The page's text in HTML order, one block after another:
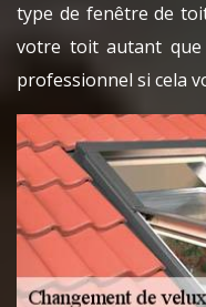
type de fenêtre de
votre toit autant
professionnel si cela